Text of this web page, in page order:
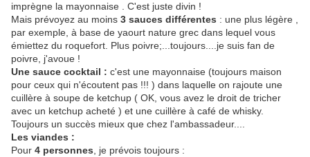
imprègne la mayonnaise . C'est juste divin !
Mais prévoyez au moins 3 sauces différentes : une plus légère ,
par exemple, à base de yaourt nature grec dans lequel vous
émiettez du roquefort. Plus poivre;...toujours....je suis fan de
poivre, j'avoue !
Une sauce cocktail : c'est une mayonnaise (toujours maison
pour ceux qui n'écoutent pas !!! ) dans laquelle on rajoute une
cuillère à soupe de ketchup ( OK, vous avez le droit de tricher
avec un ketchup acheté ) et une cuillère à café de whisky.
Toujours un succès mieux que chez l'ambassadeur....
Les viandes :
Pour 4 personnes , je prévois toujours :